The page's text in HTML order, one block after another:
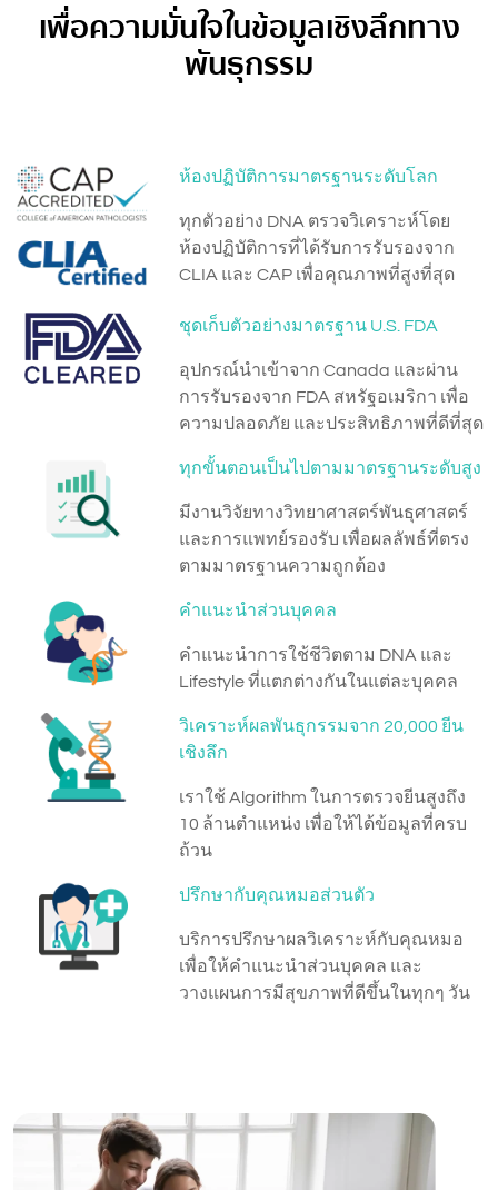
เพื่อความมั่นใจในข้อมูลเชิงลึกทาง
พันธุกรรม
ห้องปฏิบัติการมาตรฐานระดับโลก
ทุกตัวอย่าง DNA ตรวจวิเคราะห์โดย
ห้องปฏิบัติการที่ได้รับการรับรองจาก
CLIA และ CAP เพื่อคุณภาพที่สูงที่สุด
ชุดเก็บตัวอย่างมาตรฐาน U.S. FDA
อุปกรณ์นำเข้าจาก Canada และผ่าน
การรับรองจาก FDA สหรัฐอเมริกา เพื่อ
ความปลอดภัย และประสิทธิภาพที่ดีที่สุด
ทุกขั้นตอนเป็นไปตามมาตรฐานระดับสูง
มีงานวิจัยทางวิทยาศาสตร์พันธุศาสตร์
และการแพทย์รองรับ เพื่อผลลัพธ์ที่ตรง
ตามมาตรฐานความถูกต้อง
คำแนะนำส่วนบุคคล
คําแนะนําการใช้ชีวิตตาม DNA และ
Lifestyle ที่แตกต่างกันในแต่ละบุคคล
วิเคราะห์ผลพันธุกรรมจาก 20,000 ยีน
เชิงลึก
เราใช้ Algorithm ในการตรวจยีนสูงถึง
10 ล้านตำแหน่ง เพื่อให้ได้ข้อมูลที่ครบ
ถ้วน
ปรึกษากับคุณหมอส่วนตัว
บริการปรึกษาผลวิเคราะห์กับคุณหมอ
เพื่อให้คำแนะนำส่วนบุคคล และ
วางแผนการมีสุขภาพที่ดีขึ้นในทุกๆ วัน